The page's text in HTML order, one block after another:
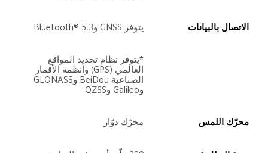
الاتصال بالبيانات يتوفر GNSS وBluetooth®‎ 5.3
*يتوفر نظام تحديد المواقع
العالمي (GPS) وأنظمة الأقمار
وGalileo وQZSS
محرّك اللمس محرّك دوّار